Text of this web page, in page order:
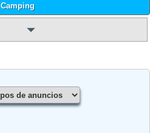
Camping